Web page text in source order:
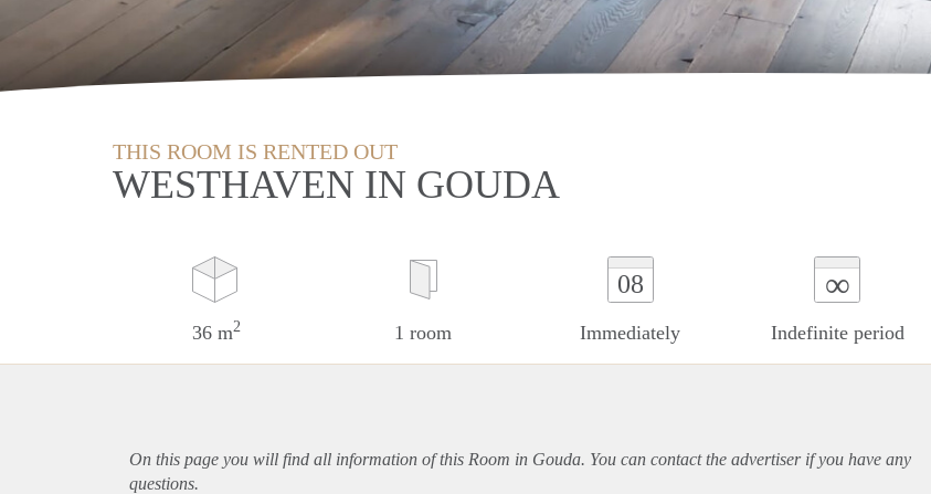
THIS ROOM IS RENTED OUT
WESTHAVEN IN GOUDA
36 m2 1 room
08
Immediately
∞
Indefinite period
On this page you will find all information of this Room in Gouda. You can contact the advertiser if you have any
questions.